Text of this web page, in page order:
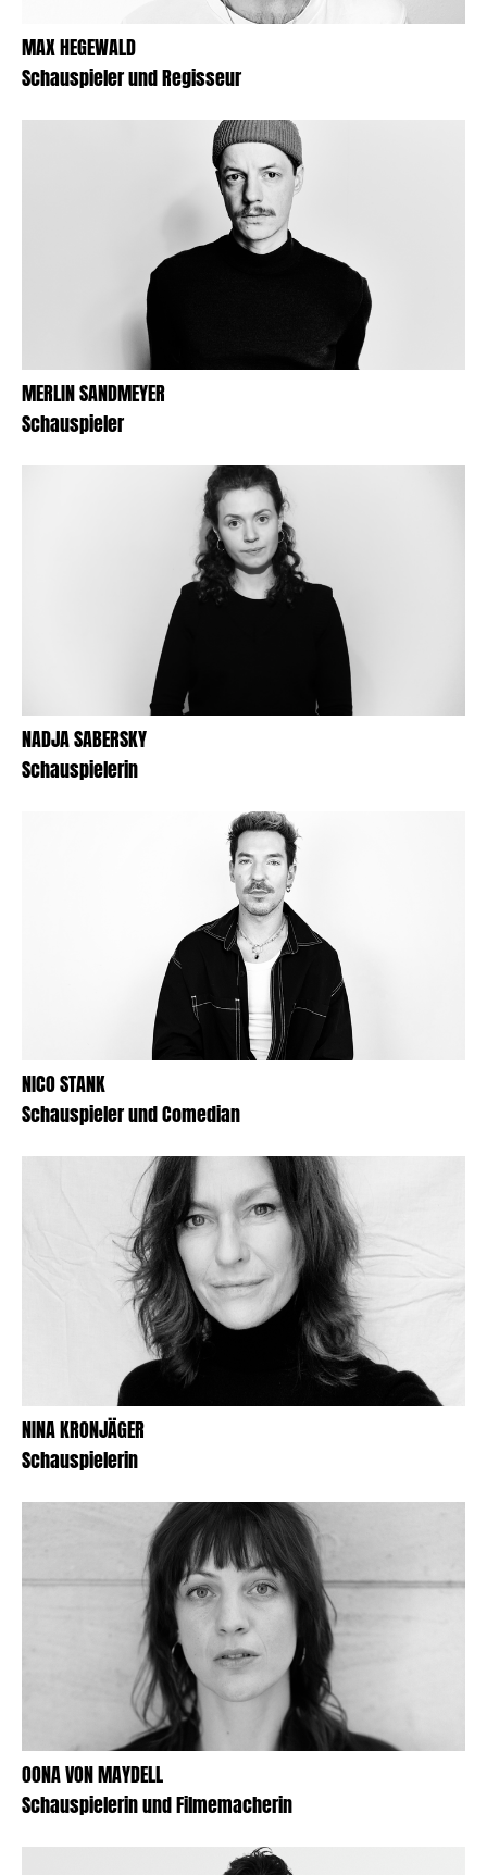
MAX HEGEWALD
Schauspieler und Regisseur
MERLIN SANDMEYER
Schauspieler
NADJA SABERSKY
Schauspielerin
NICO STANK
Schauspieler und Comedian
NINA KRONJÄGER
Schauspielerin
OONA VON MAYDELL
Schauspielerin und Filmemacherin